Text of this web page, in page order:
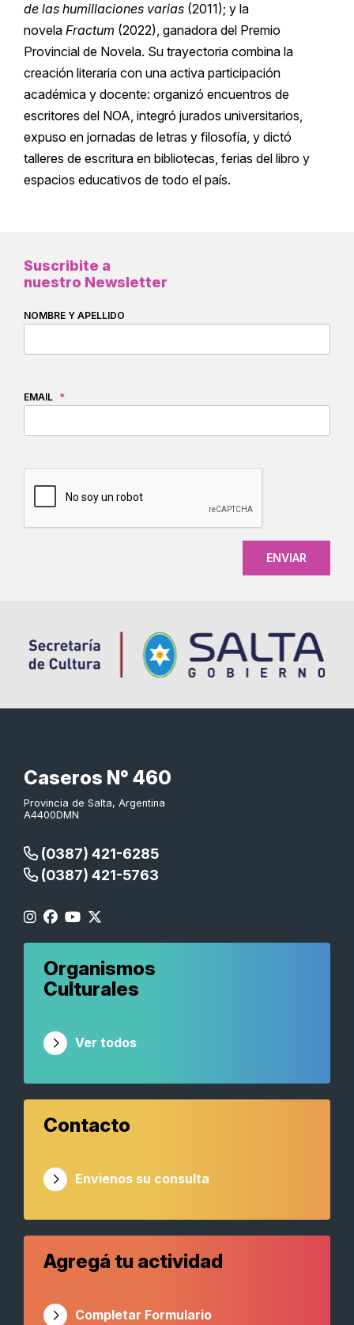
de las humillaciones varias (2011); y la
novela Fractum (2022), ganadora del Premio
Provincial de Novela. Su trayectoria combina la
creación literaria con una activa participación
académica y docente: organizó encuentros de
escritores del NOA, integró jurados universitarios,
expuso en jornadas de letras y filosofía, y dictó
talleres de escritura en bibliotecas, ferias del libro y
espacios educativos de todo el país.
Suscribite a
nuestro Newsletter
NOMBRE Y APELLIDO
EMAIL *
Caseros N° 460
Provincia de Salta, Argentina
A4400DMN
(0387) 421-6285
(0387) 421-5763
Organismos
Culturales
Ver todos
Contacto
Envienos su consulta
Agregá tu actividad
Completar Formulario